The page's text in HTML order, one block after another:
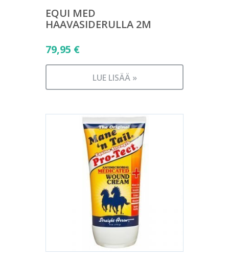
EQUI MED
HAAVASIDERULLA 2M
79,95 €
LUE LISÄÄ »